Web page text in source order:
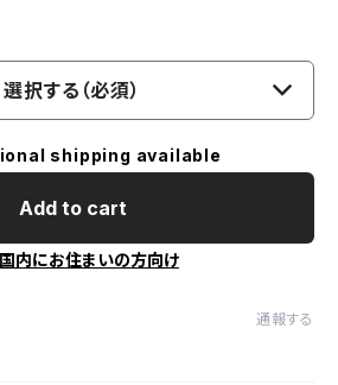
選択する（必須）
shipping available
Add to cart
内にお住まいの方向け
通報する